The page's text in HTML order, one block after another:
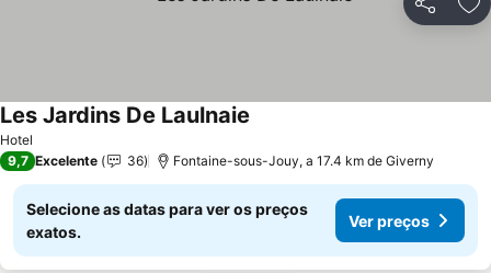
Partilhar
Hotel
Les Jardins De Laulnaie
9,7 Excelente 36 Fontaine-sous-Jouy, a 17.4 km de Giverny
Selecione as datas para ver os preços
exatos.
Ver preços